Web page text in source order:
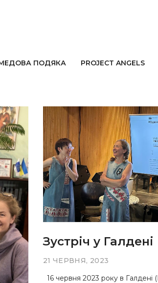
ПОДЯКА PROJECT ANGELS
Зустріч у Галдені
21 ЧЕРВНЯ, 2023
16 червня 2023 року в Галдені